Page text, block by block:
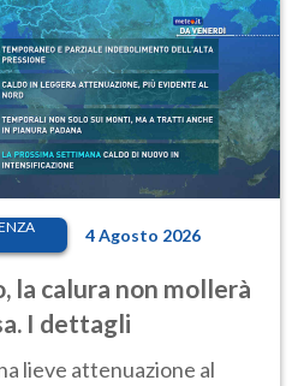
4 Agosto 2026
la calura non mollerà
I dettagli
lieve attenuazione al